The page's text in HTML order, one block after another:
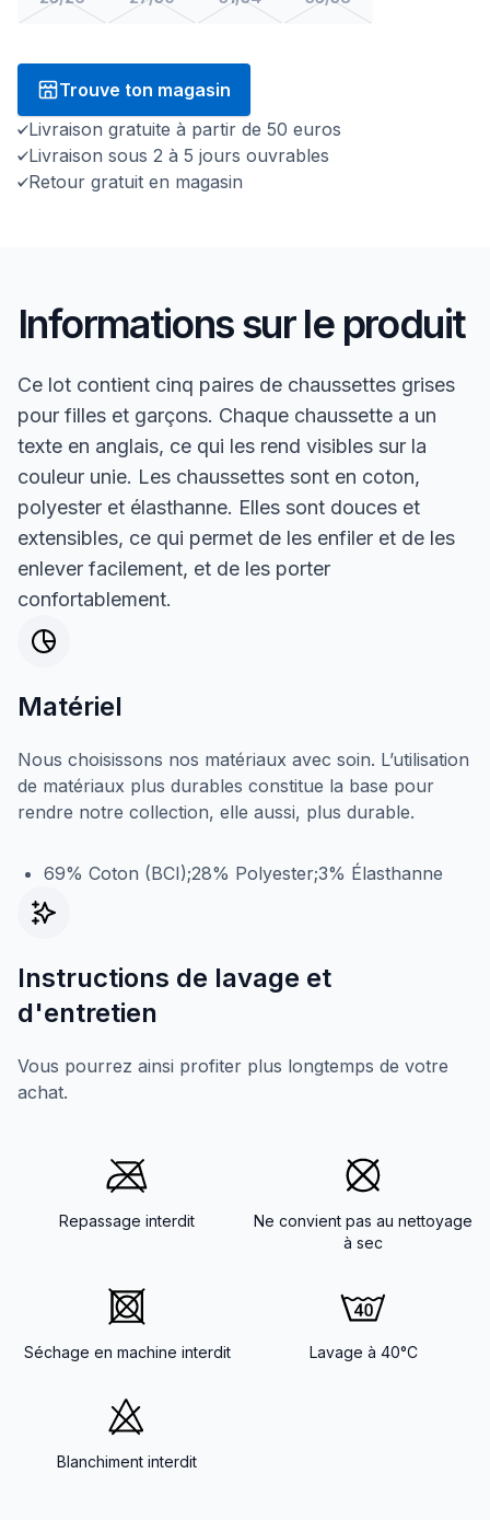
Trouve ton magasin
Livraison gratuite à partir de 50 euros
Livraison sous 2 à 5 jours ouvrables
Retour gratuit en magasin
Informations sur le produit
Ce lot contient cinq paires de chaussettes grises
pour filles et garçons. Chaque chaussette a un
texte en anglais, ce qui les rend visibles sur la
couleur unie. Les chaussettes sont en coton,
polyester et élasthanne. Elles sont douces et
extensibles, ce qui permet de les enfiler et de les
enlever facilement, et de les porter
confortablement.
Matériel
Nous choisissons nos matériaux avec soin. L’utilisation
de matériaux plus durables constitue la base pour
rendre notre collection, elle aussi, plus durable.
69% Coton (BCI);28% Polyester;3% Élasthanne
Instructions de lavage et
d'entretien
Vous pourrez ainsi profiter plus longtemps de votre
achat.
Repassage interdit
Ne convient pas au nettoyage
à sec
Séchage en machine interdit Lavage à 40°C
Blanchiment interdit